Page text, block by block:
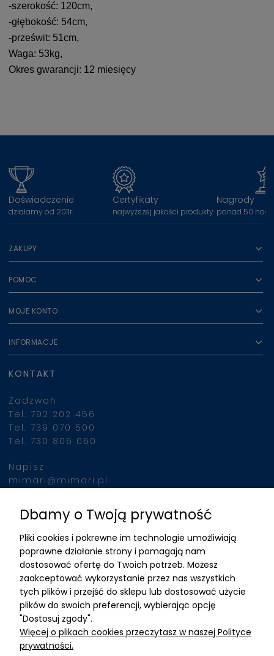
-szerokość: 120cm,
-głębokość: 54cm,
-prześwit: 51cm,
Waga: 53kg,
Okres gwarancji: 12 miesięcy
Doświadczenie
działamy od 2011r.
Certyfikaty
najwyższej jakości produkty
Nagrody
ponad 50
ZAKUPY
POMOC
MOJE KONTO
INFORMACJE
KONTAKT
Zadzwoń
Tel. 792 202 456
Tel. 739 070 500
Tel. 730 806 060
Napisz
mimari@mimari.pl
Znajdziesz nas
ADRES
MIMARI sp z o.o.
ul. Kurkowa 12
50-210 Wrocław
Dane rejestracyjne
NIP:8982325327
Dbamy o Twoją prywatność
Pliki cookies i pokrewne im technologie umożliwiają
poprawne działanie strony i pomagają nam
dostosować ofertę do Twoich potrzeb. Możesz
zaakceptować wykorzystanie przez nas wszystkich
tych plików i przejść do sklepu lub dostosować użycie
plików do swoich preferencji, wybierając opcję
"Dostosuj zgody".
Więcej o plikach cookies przeczytasz w naszej Polityce
prywatności.